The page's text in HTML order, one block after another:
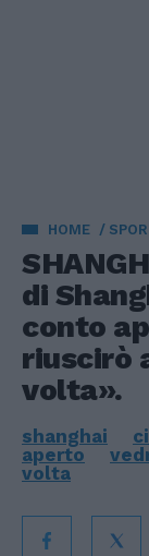
HOME
di
conto
riuscirò
volta».
shanghai
aperto
volta